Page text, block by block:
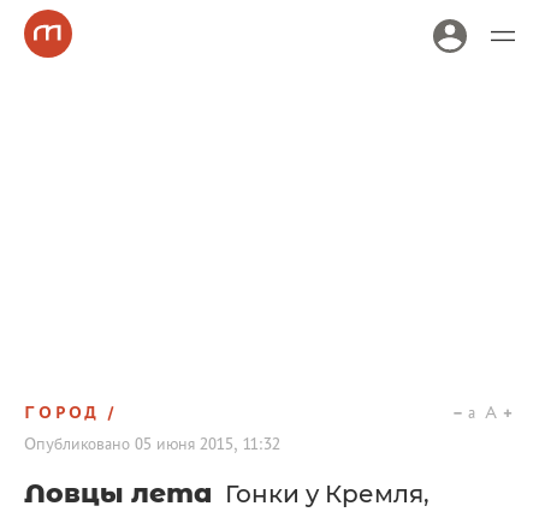
ГОРОД
Опубликовано 05 июня 2015, 11:32
a A
Ловцы лета Гонки у Кремля,